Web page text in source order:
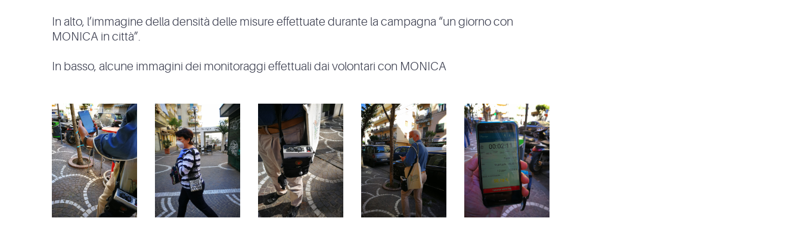
In alto, l’immagine della densità delle misure effettuate durante la campagna “un giorno con
MONICA in città”.
In basso, alcune immagini dei monitoraggi effettuali dai volontari con MONICA